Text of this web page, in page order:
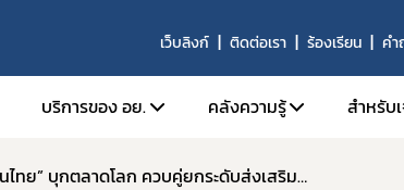
เว็บลิงก์ ติดต่อเรา ร้องเรียน คำ
บริการของ อย. คลังความรู้ สำหรับ
อย. ผนึกกำลัง Meta ปั้น “ยูนิคอร์นไทย” บุกตลาดโลก ควบคู่ยกระดับส่งเสริมความปลอดภัยบนแพลตฟอร์ม ให้ความรู้ผู้ใช้ - ผู้ลงโฆษณา